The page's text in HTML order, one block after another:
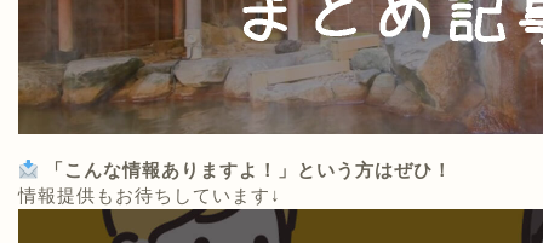
「こんな情報ありますよ！」という方はぜひ！
情報提供もお待ちしています↓